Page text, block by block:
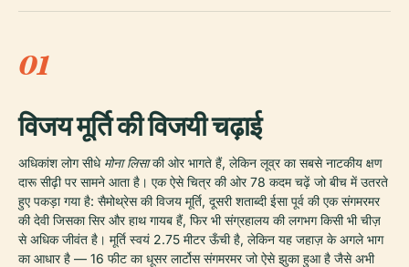
01
विजय मूर्ति की विजयी चढ़ाई
अधिकांश लोग सीधे मोना लिसाकी ओर भागते हैं, लेकिन लूव्र का सबसे नाटकीय क्षण
दारू सीढ़ी पर सामने आता है। एक ऐसे चित्र की ओर 78 कदम चढ़ें जो बीच में उतरते
हुए पकड़ा गया है: सैमोथ्रेस की विजय मूर्ति, दूसरी शताब्दी ईसा पूर्व की एक संगमरमर
की देवी जिसका सिर और हाथ गायब हैं, फिर भी संग्रहालय की लगभग किसी भी चीज़
से अधिक जीवंत है। मूर्ति स्वयं 2.75 मीटर ऊँची है, लेकिन यह जहाज़ के अगले भाग
का आधार है — 16 फीट का धूसर लार्टोस संगमरमर जो ऐसे झुका हुआ है जैसे अभी